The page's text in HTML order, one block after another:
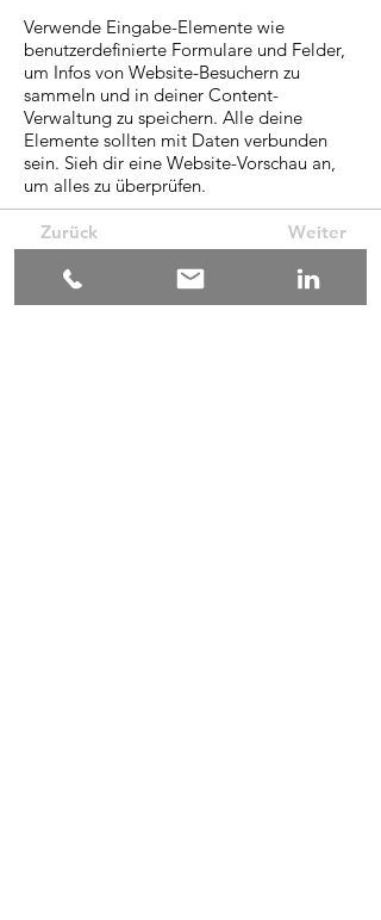
Verwende Eingabe-Elemente wie
benutzerdefinierte Formulare und Felder,
um Infos von Website-Besuchern zu
sammeln und in deiner Content-
Verwaltung zu speichern. Alle deine
Elemente sollten mit Daten verbunden
sein. Sieh dir eine Website-Vorschau an,
um alles zu überprüfen.
Zurück Weiter